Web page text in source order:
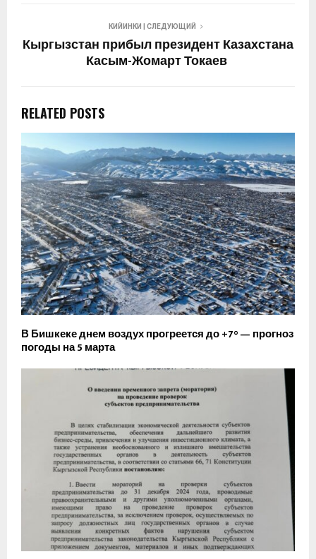
КИЙИНКИ | СЛЕДУЮЩИЙ
Кыргызстан прибыл президент Казахстана
Касым-Жомарт Токаев
RELATED POSTS
В Бишкеке днем воздух прогреется до +7° — прогноз
погоды на 5 марта